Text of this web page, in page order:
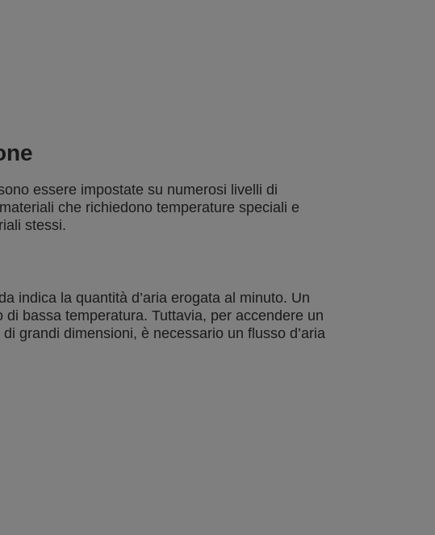
essere impostate su numerosi livelli di
che richiedono temperature speciali e
stessi.
indica la quantità d’aria erogata al minuto. Un
di bassa temperatura. Tuttavia, per accendere un
grandi dimensioni, è necessario un flusso d’aria